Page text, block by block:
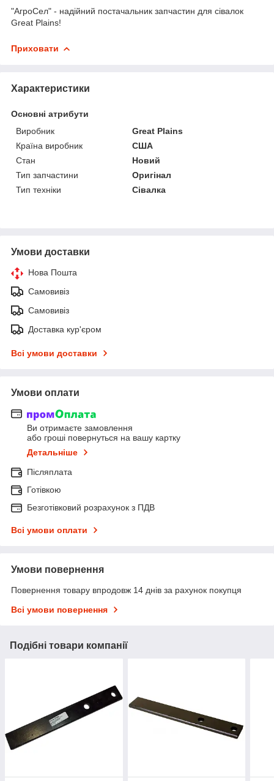
"АгроСел" - надійний постачальник запчастин для сівалок
Great Plains!
Приховати
Характеристики
Основні атрибути
Виробник
Great Plains
Країна виробник
США
Стан
Новий
Тип запчастини
Оригінал
Тип техніки
Сівалка
Умови доставки
Нова Пошта
Самовивіз
Самовивіз
Доставка кур'єром
Всі умови доставки
Умови оплати
Ви отримаєте замовлення
або гроші повернуться на вашу картку
Детальніше
Післяплата
Готівкою
Безготівковий розрахунок з ПДВ
Всі умови оплати
Умови повернення
Повернення товару впродовж 14 днів за рахунок покупця
Всі умови повернення
Подібні товари компанії